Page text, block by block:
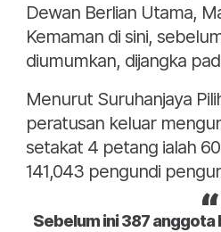
Dewan Berlian Utama,
Kemaman di sini,
diumumkan, dijangka
Menurut Suruhanjaya
peratusan keluar
setakat 4 petang ialah
141,043 pengundi
Sebelum ini 387 anggota